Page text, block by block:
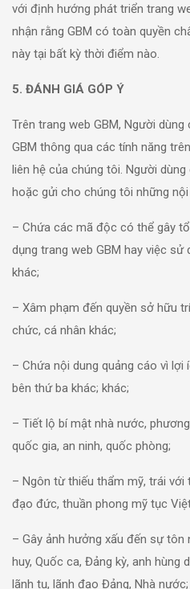
với định hướng phát triển trang
nhận rằng GBM có toàn quyền
này tại bất kỳ thời điểm nào.
5. ĐÁNH GIÁ GÓP Ý
Trên trang web GBM, Người
GBM thông qua các tính năng
liên hệ của chúng tôi. Người
hoặc gửi cho chúng tôi những
– Chứa các mã độc có thể gây
dụng trang web GBM hay việc
khác;
– Xâm phạm đến quyền sở hữu
chức, cá nhân khác;
– Chứa nội dung quảng cáo vì
bên thứ ba khác; khác;
– Tiết lộ bí mật nhà nước,
quốc gia, an ninh, quốc phòng;
– Ngôn từ thiếu thẩm mỹ, trái với
đạo đức, thuần phong mỹ tục
– Gây ảnh hưởng xấu đến sự tôn
huy, Quốc ca, Đảng kỳ, anh hùng
lãnh tụ, lãnh đạo Đảng, Nhà nước;